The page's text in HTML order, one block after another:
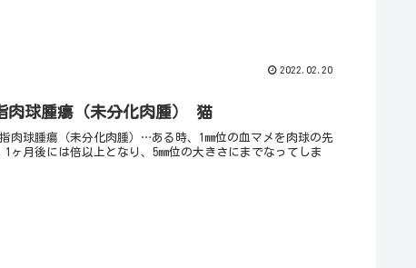
2022.02.20
肉球腫瘍（未分化肉腫） 猫
肉球腫瘍（未分化肉腫）…ある時、1mm位の血マメを肉球の先
1ヶ月後には倍以上となり、5mm位の大きさにまでなってしま